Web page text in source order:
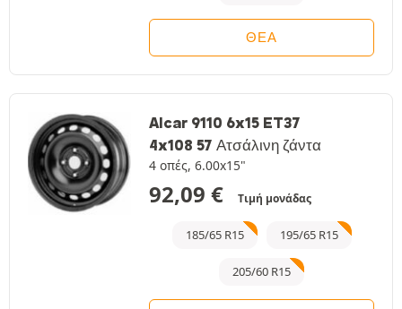
ΘΈΑ
Alcar 9110 6x15 ET37
4x108 57 Ατσάλινη ζάντα
4 οπές, 6.00x15"
92,09 € Τιμή μονάδας
185/65 R15 195/65 R15
205/60 R15